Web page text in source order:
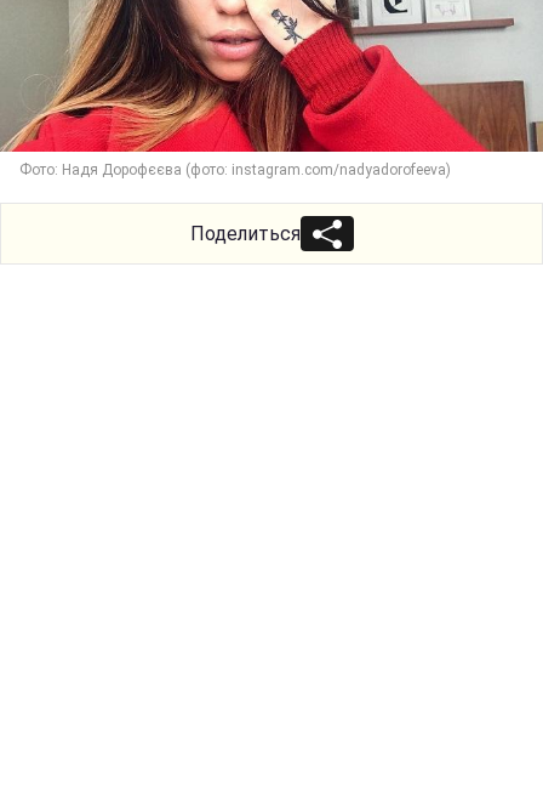
Фото: Надя Дорофєєва (фото: instagram.com/nadyadorofeeva)
Поделиться